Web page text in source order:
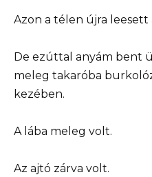
Azon a télen újra leesett
De ezúttal anyám bent
meleg takaróba
kezében.
A lába meleg volt.
Az ajtó zárva volt.